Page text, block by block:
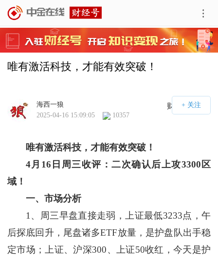
唯有激活科技，才能有效突破！
财经号APP
海西一狼
2025-04-16 15:09:05
10357
唯有激活科技，才能有效突破！
4月 16 日周三收评：二次确认后上攻3300 区
域！
一、市场分析
1、周三早盘直接走弱，上证最低3233点，午
后探底回升，尾盘诸多ETF放量，是护盘队出手稳
定市场；上证、沪深300、上证50收红，今天是护